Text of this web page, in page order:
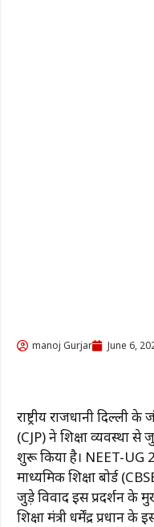
manoj Gurjar June 6,
राष्ट्रीय राजधानी दिल्ली
(CJP) ने शिक्षा व्यवस्था से
शुरू किया है। NEET-UG
माध्यमिक शिक्षा बोर्ड
जुड़े विवाद इस प्रदर्शन के
शिक्षा मंत्री धर्मेंद्र प्रधान